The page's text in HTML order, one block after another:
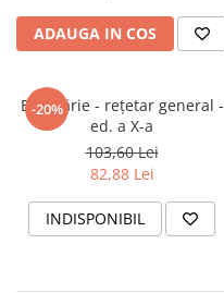
ADAUGA IN COS
-20%
Bucătărie - rețetar general -
ed. a X-a
103,60 Lei
82,88 Lei
INDISPONIBIL